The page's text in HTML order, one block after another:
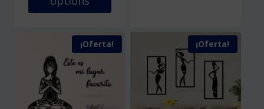
múltiples
variantes.
Las
opciones
variantes.
Las
opciones
pueden
¡Oferta! ¡Oferta!